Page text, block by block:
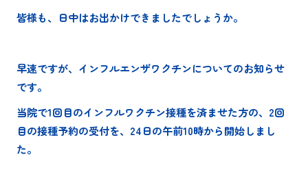
皆様も、日中はお出かけできましたでしょうか。
早速ですが、インフルエンザワクチンについてのお知らせ
です。
当院で1回目のインフルワクチン接種を済ませた方の、2回
目の接種予約の受付を、24日の午前10時から開始しまし
た。